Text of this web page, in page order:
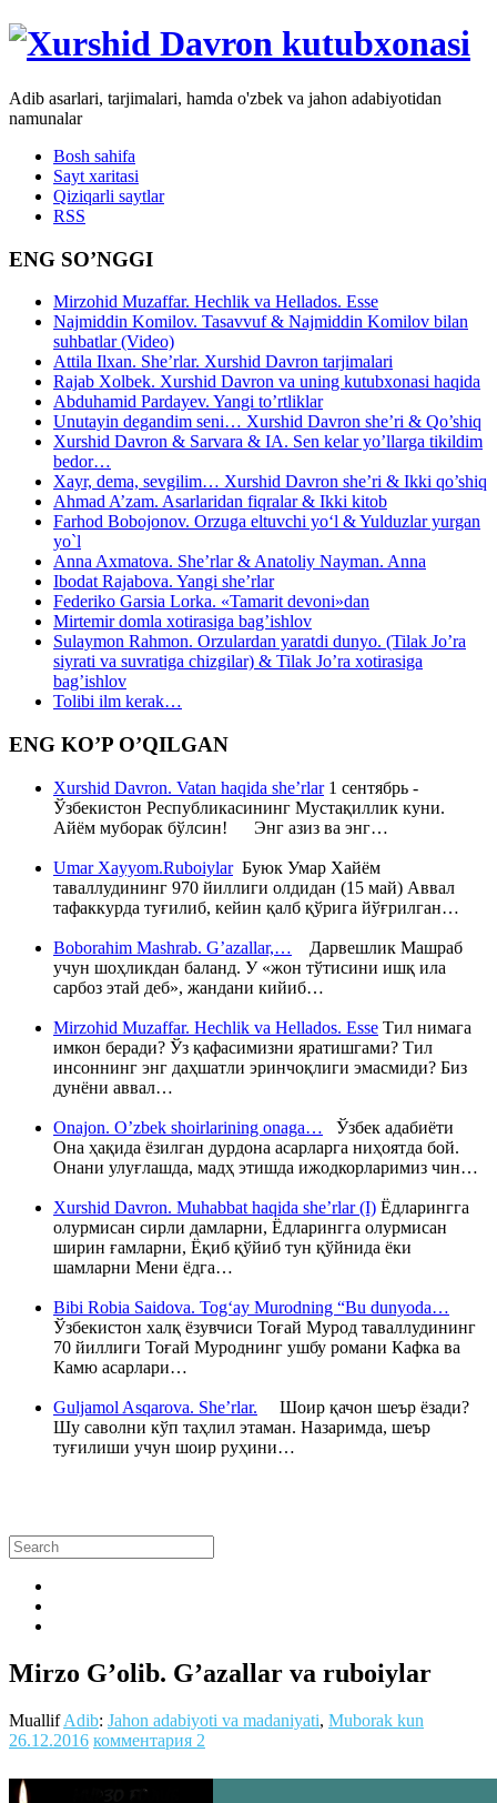
Adib asarlari, tarjimalari, hamda o'zbek va jahon adabiyotidan
namunalar
Bosh sahifa
Sayt xaritasi
Qiziqarli saytlar
RSS
ENG SO’NGGI
Mirzohid Muzaffar. Hechlik va Hellados. Esse
Najmiddin Komilov. Tasavvuf & Najmiddin Komilov bilan
suhbatlar (Video)
Attila Ilxan. She’rlar. Xurshid Davron tarjimalari
Rajab Xolbek. Xurshid Davron va uning kutubxonasi haqida
Abduhamid Pardayev. Yangi to’rtliklar
Unutayin degandim seni… Xurshid Davron she’ri & Qo’shiq
Xurshid Davron & Sarvara & IA. Sen kelar yo’llarga tikildim
bedor…
Xayr, dema, sevgilim… Xurshid Davron she’ri & Ikki qo’shiq
Ahmad A’zam. Asarlaridan fiqralar & Ikki kitob
Farhod Bobojonov. Orzuga eltuvchi yo‘l & Yulduzlar yurgan
yo`l
Anna Axmatova. She’rlar & Anatoliy Nayman. Anna
Ibodat Rajabova. Yangi she’rlar
Federiko Garsia Lorka. «Tamarit devoni»dan
Mirtemir domla xotirasiga bag’ishlov
Sulaymon Rahmon. Orzulardan yaratdi dunyo. (Tilak Jo’ra
siyrati va suvratiga chizgilar) & Tilak Jo’ra xotirasiga
bag’ishlov
Tolibi ilm kerak…
ENG KO’P O’QILGAN
Xurshid Davron. Vatan haqida she’rlar1 сентябрь -
Ўзбекистон Республикасининг Мустақиллик куни.
Айём муборак бўлсин! Энг азиз ва энг…
Umar Xayyom.RuboiylarБуюк Умар Хайём
таваллудининг 970 йиллиги олдидан (15 май) Аввал
тафаккурда туғилиб, кейин қалб қўрига йўғрилган…
Boborahim Mashrab. G’azallar,… Дарвешлик Машраб
учун шоҳликдан баланд. У «жон тўтисини ишқ ила
сарбоз этай деб», жандани кийиб…
Mirzohid Muzaffar. Hechlik va Hellados. Esse Тил нимага
имкон беради? Ўз қафасимизни яратишгами? Тил
инсоннинг энг даҳшатли эринчоқлиги эмасмиди? Биз
дунёни аввал…
Onajon. O’zbek shoirlarining onaga… Ўзбек адабиёти
Она ҳақида ёзилган дурдона асарларга ниҳоятда бой.
Онани улуғлашда, мадҳ этишда ижодкорларимиз чин…
Xurshid Davron. Muhabbat haqida she’rlar (I) Ёдларингга
олурмисан сирли дамларни, Ёдларингга олурмисан
ширин ғамларни, Ёқиб қўйиб тун қўйнида ёки
шамларни Мени ёдга…
Bibi Robia Saidova. Tog‘ay Murodning “Bu dunyoda…
Ўзбекистон халқ ёзувчиси Тоғай Мурод таваллудининг
70 йиллиги Тоғай Муроднинг ушбу романи Кафка ва
Камю асарлари…
Guljamol Asqarova. She’rlar. Шоир қачон шеър ёзади?
Шу саволни кўп таҳлил этаман. Назаримда, шеър
туғилиши учун шоир руҳини…
Mirzo G’olib. G’azallar va ruboiylar
MuallifAdib: Jahon adabiyoti va madaniyati, Muborak kun
26.12.2016 комментария 2